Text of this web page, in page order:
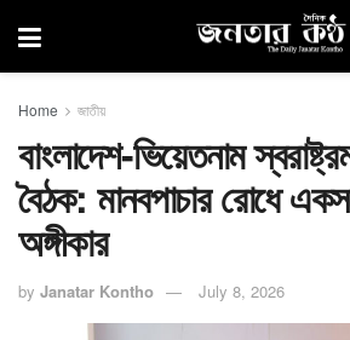
Home জাতীয়
বাংলাদেশ-ভিয়েতনাম
বৈঠক: মানবপাচার রোধে
অঙ্গীকার
by Janatar Kontho July 8, 2026